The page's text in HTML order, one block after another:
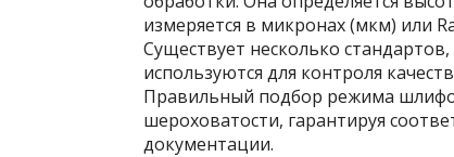
измеряется в микронах (мкм) или
Существует несколько
используются для контроля
Правильный подбор режима
шероховатости, гарантируя
документации.